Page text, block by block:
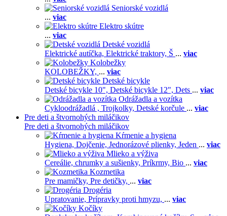
Seniorské vozidlá
... viac
Elektro skútre
... viac
Detské vozidlá
Elektrické autíčka, Elektrické traktory, Š ... viac
Kolobežky
KOLOBEŽKY, ... viac
Detské bicykle
Detské bicykle 10", Detské bicykle 12", Dets ... viac
Odrážadla a vozítka
Cykloodrážadlá , Trojkolky, Detské korčule ... viac
Pre deti a štvornohých miláčikov
Pre deti a štvornohých miláčikov
Kŕmenie a hygiena
Hygiena, Dojčenie, Jednorázové plienky, Jeden ... viac
Mlieko a výživa
Cereálie, chrumky a sušienky, Príkrmy, Bio ... viac
Kozmetika
Pre mamičky, Pre detičky, ... viac
Drogéria
Upratovanie, Prípravky proti hmyzu, ... viac
Kočíky